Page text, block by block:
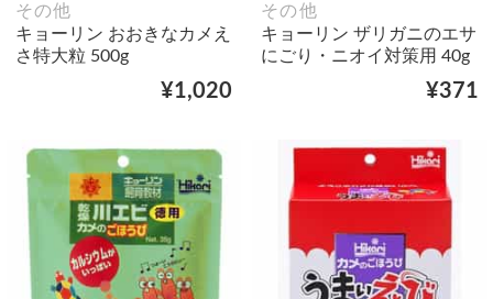
その他
キョーリン おおきなカメえ
さ特大粒 500g
¥1,020
その他
キョーリン ザリガニのエサ
にごり・ニオイ対策用 40g
¥371